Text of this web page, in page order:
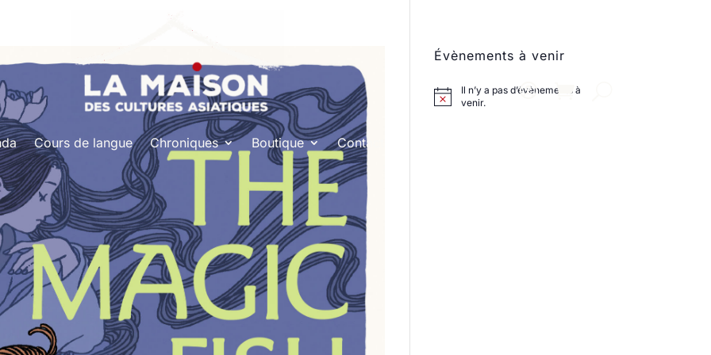
Cours de langue Chroniques Boutique Contact
Évènements à venir
Il n’y a pas d’évènements à
venir.